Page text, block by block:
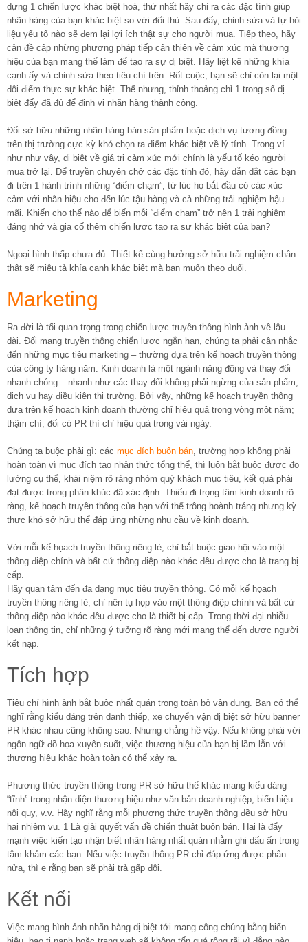
dựng 1 chiến lược khác biệt hoá, thứ nhất hãy chỉ ra các đặc tính giúp
nhãn hàng của bạn khác biệt so với đối thủ. Sau đấy, chỉnh sửa và tự hỏi
liệu yếu tố nào sẽ đem lại lợi ích thật sự cho người mua. Tiếp theo, hãy
cân đề cập những phương pháp tiếp cận thiên về cảm xúc mà thương
hiệu của bạn mang thể làm để tạo ra sự dị biệt. Hãy liệt kê những khía
cạnh ấy và chỉnh sửa theo tiêu chí trên. Rốt cuộc, bạn sẽ chỉ còn lại một
đôi điểm thực sự khác biệt. Thế nhưng, thỉnh thoảng chỉ 1 trong số dị
biệt đấy đã đủ để định vị nhãn hàng thành công.
Đối sở hữu những nhãn hàng bán sản phẩm hoặc dịch vụ tương đồng
trên thị trường cực kỳ khó chọn ra điểm khác biệt về lý tính. Trong ví
như như vậy, dị biệt về giá trị cảm xúc mới chính là yếu tố kéo người
mua trở lại. Để truyền chuyên chở các đặc tính đó, hãy dẫn dắt các bạn
đi trên 1 hành trình những “điểm chạm”, từ lúc họ bắt đầu có các xúc
cảm với nhãn hiệu cho đến lúc tậu hàng và cả những trải nghiệm hậu
mãi. Khiến cho thế nào để biến mỗi “điểm chạm” trở nên 1 trải nghiệm
đáng nhớ và gia cố thêm chiến lược tạo ra sự khác biệt của bạn?
Ngoại hình thấp chưa đủ. Thiết kế cùng hưởng sở hữu trải nghiệm chân
thật sẽ miêu tả khía cạnh khác biệt mà bạn muốn theo đuổi.
Marketing
Ra đời là tối quan trọng trong chiến lược truyền thông hình ảnh về lâu
dài. Đối mang truyền thông chiến lược ngắn hạn, chúng ta phải cân nhắc
đến những mục tiêu marketing – thường dựa trên kế hoạch truyền thông
của công ty hàng năm. Kinh doanh là một ngành năng động và thay đổi
nhanh chóng – nhanh như các thay đổi không phải ngừng của sản phẩm,
dịch vụ hay điều kiện thị trường. Bởi vậy, những kế hoạch truyền thông
dựa trên kế hoạch kinh doanh thường chỉ hiệu quả trong vòng một năm;
thậm chí, đối có PR thì chỉ hiệu quả trong vài ngày.
Chúng ta buộc phải gì: các mục đích buôn bán, trường hợp không phải
hoàn toàn vì mục đích tạo nhận thức tổng thể, thì luôn bắt buộc được đo
lường cụ thể, khái niệm rõ ràng nhóm quý khách mục tiêu, kết quả phải
đạt được trong phân khúc đã xác định. Thiếu đi trọng tâm kinh doanh rõ
ràng, kế hoạch truyền thông của bạn với thể trông hoành tráng nhưng kỳ
thực khó sở hữu thể đáp ứng những nhu cầu về kinh doanh.
Với mỗi kế họach truyền thông riêng lẻ, chỉ bắt buộc giao hội vào một
thông điệp chính và bất cứ thông điệp nào khác đều được cho là trang bị
cấp.
Hãy quan tâm đến đa dạng mục tiêu truyền thông. Có mỗi kế họach
truyền thông riêng lẻ, chỉ nên tụ họp vào một thông điệp chính và bất cứ
thông điệp nào khác đều được cho là thiết bị cấp. Trong thời đại nhiễu
loạn thông tin, chỉ những ý tưởng rõ ràng mới mang thể đến được người
kết nạp.
Tích hợp
Tiêu chí hình ảnh bắt buộc nhất quán trong toàn bộ vận dụng. Bạn có thể
nghĩ rằng kiểu dáng trên danh thiếp, xe chuyển vận dị biệt sở hữu banner
PR khác nhau cũng không sao. Nhưng chẳng hề vậy. Nếu không phải với
ngôn ngữ đồ họa xuyên suốt, việc thương hiệu của bạn bị lầm lẫn với
thương hiệu khác hoàn toàn có thể xảy ra.
Phương thức truyền thông trong PR sở hữu thể khác mang kiểu dáng
“tĩnh” trong nhận diện thương hiệu như văn bản doanh nghiệp, biển hiệu
nội quy, v.v. Hãy nghĩ rằng mỗi phương thức truyền thông đều sở hữu
hai nhiệm vụ. 1 Là giải quyết vấn đề chiến thuật buôn bán. Hai là đẩy
mạnh việc kiến tạo nhận biết nhãn hàng nhất quán nhằm ghi dấu ấn trong
tâm khảm các bạn. Nếu việc truyền thông PR chỉ đáp ứng được phân
nửa, thì e rằng bạn sẽ phải trả gấp đôi.
Kết nối
Việc mang hình ảnh nhãn hàng dị biệt tới mang công chúng bằng biển